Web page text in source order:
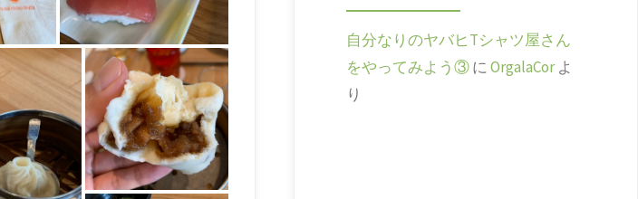
自分なりのヤバヒTシャツ屋さん
をやってみよう③にOrgalaCorよ
り